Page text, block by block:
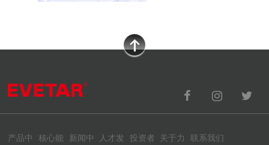
产品中
核心能
新闻中
人才发
投资者
关于力
联系我们